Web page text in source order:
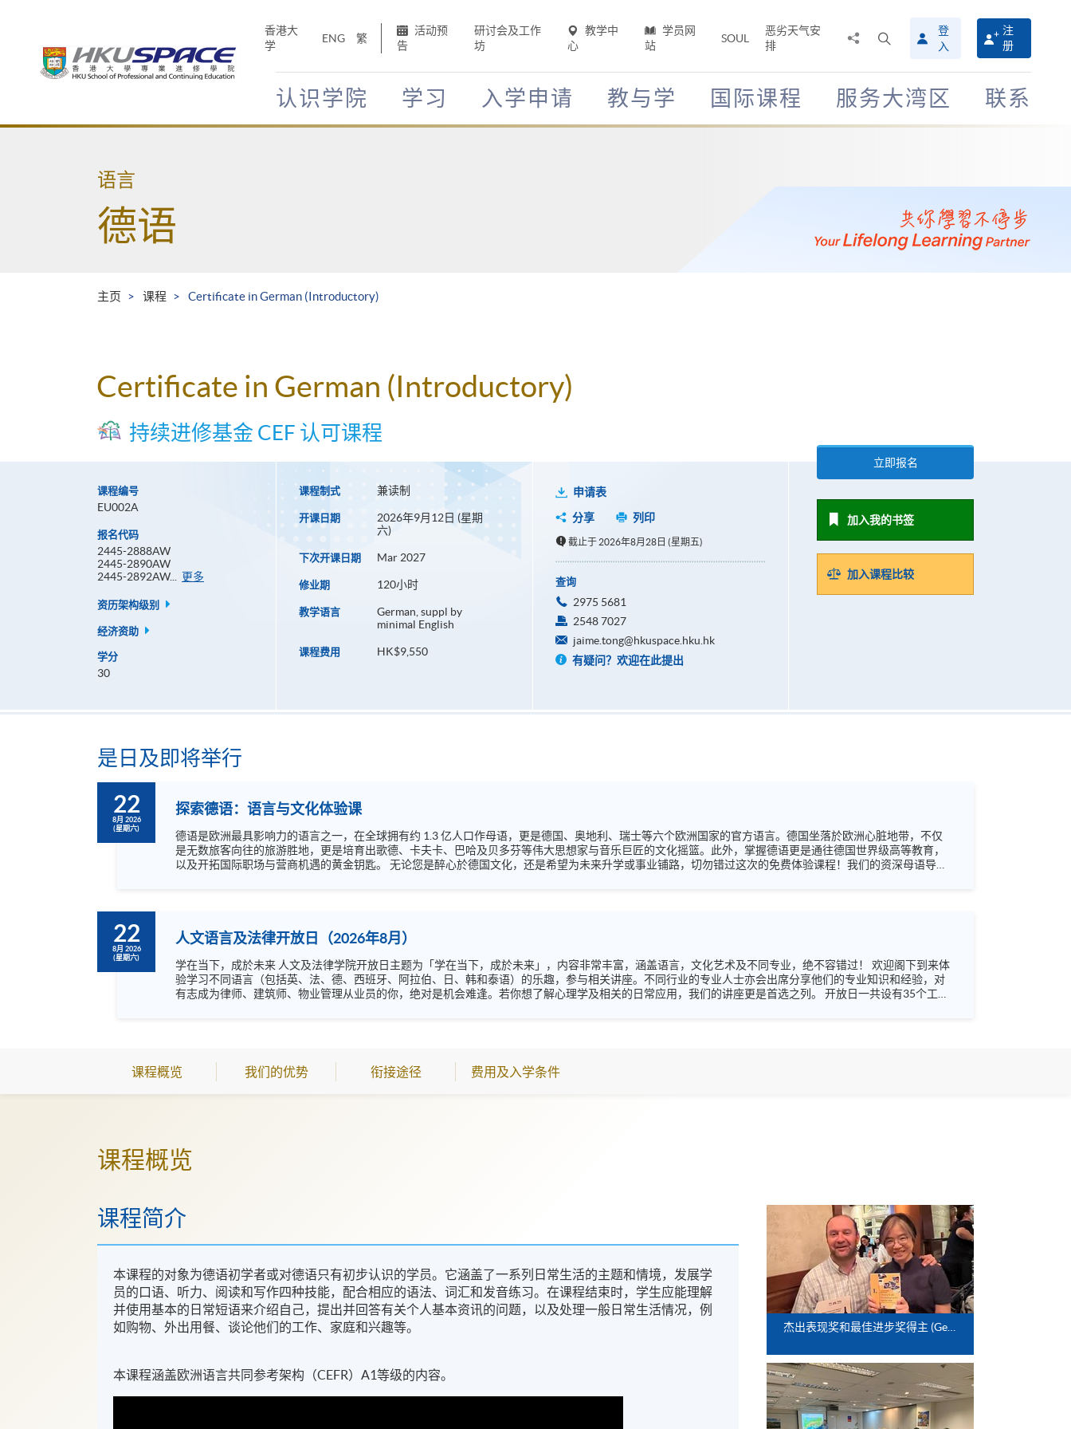
香港大
学
ENG 繁
活动预
告
研讨会及工作
坊
教学中
心
学员网
站
SOUL
恶劣天气安
排
搜
寻
介
面
登
入
注
册
认识学院 学习 入学申请 教与学 国际课程 服务大湾区 联系
Main
语言
德语
主页 课程 Certificate in German (Introductory)
Certificate in German (Introductory)
持续进修基金 CEF 认可课程
课程编号
EU002A
报名代码
2445-2888AW
2445-2890AW
2445-2892AW... 更多
资历架构级别
经济资助
学分
30
课程制式 兼读制
开课日期
2026年9月12日 (星期
六)
下次开课日期 Mar 2027
修业期 120小时
教学语言
German, suppl by
minimal English
课程费用 HK$9,550
申请表
分享
列印
截止于 2026年8月28日 (星期五)
查询
2975 5681
2548 7027
jaime.tong@hkuspace.hku.hk
有疑问？欢迎在此提出
立即报名
加入我的书签
加入课程比较
是日及即将举行
22
8月 2026
(星期六)
探索德语：语言与文化体验课
德语是欧洲最具影响力的语言之一，在全球拥有约 1.3 亿人口作母语，更是德国、奥地利、瑞士等六个欧洲国家的官方语言。德国坐落於欧洲心脏地带，不仅
是无数旅客向往的旅游胜地，更是培育出歌德、卡夫卡、巴哈及贝多芬等伟大思想家与音乐巨匠的文化摇篮。此外，掌握德语更是通往德国世界级高等教育，
以及开拓国际职场与营商机遇的黄金钥匙。 无论您是醉心於德国文化，还是希望为未来升学或事业铺路，切勿错过这次的免费体验课程！我们的资深母语导师
22
8月 2026
(星期六)
人文语言及法律开放日（2026年8月）
学在当下，成於未来 人文及法律学院开放日主题为「学在当下，成於未来」，内容非常丰富，涵盖语言，文化艺术及不同专业，绝不容错过！ 欢迎阁下到来体
验学习不同语言（包括英、法、德、西班牙、阿拉伯、日、韩和泰语）的乐趣，参与相关讲座。不同行业的专业人士亦会出席分享他们的专业知识和经验，对
有志成为律师、建筑师、物业管理从业员的你，绝对是机会难逢。若你想了解心理学及相关的日常应用，我们的讲座更是首选之列。 开放日一共设有35个工作
课程概览 我们的优势 衔接途径 费用及入学条件
课程概览
课程简介
本课程的对象为德语初学者或对德语只有初步认识的学员。它涵盖了一系列日常生活的主题和情境，发展学
员的口语、听力、阅读和写作四种技能，配合相应的语法、词汇和发音练习。在课程结束时，学生应能理解
并使用基本的日常短语来介绍自己，提出并回答有关个人基本资讯的问题，以及处理一般日常生活情况，例
如购物、外出用餐、谈论他们的工作、家庭和兴趣等。
本课程涵盖欧洲语言共同参考架构（CEFR）A1等级的内容。
杰出表现奖和最佳进步奖得主 (German Introductory)